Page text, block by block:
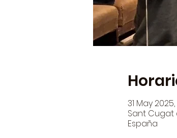
31 May 2025,
Sant Cugat
España